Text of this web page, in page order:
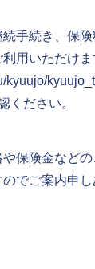
手続き、保
用いただけ
kyuujo/
ください。
保険金など
でご案内申し